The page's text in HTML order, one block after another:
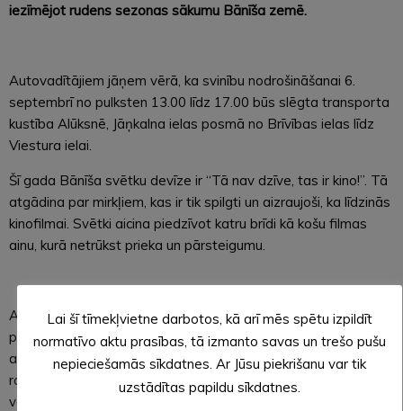
iezīmējot rudens sezonas sākumu Bānīša zemē.
Autovadītājiem jāņem vērā, ka svinību nodrošināšanai 6.
septembrī no pulksten 13.00 līdz 17.00 būs slēgta transporta
kustība Alūksnē, Jāņkalna ielas posmā no Brīvības ielas līdz
Viestura ielai.
Šī gada Bānīša svētku devīze ir “Tā nav dzīve, tas ir kino!”. Tā
atgādina par mirkļiem, kas ir tik spilgti un aizraujoši, ka līdzinās
kinofilmai. Svētki aicina piedzīvot katru brīdi kā košu filmas
ainu, kurā netrūkst prieka un pārsteigumu.
Alūksnes stacija Jāņkalna ielā 52 par īpašu svētku pieturu
pārtaps no pulksten 14.00 līdz 16.00. Svētku apmeklētāji
aicināti līdzi ņemt savus vintage stila ceļojuma koferus, lai
radītu kopīgu svētku noskaņu un piedalītos koferu parādē un
veiklības stafetēs. Mazie svētku viesi varēs priecāties
Lai šī tīmekļvietne darbotos, kā arī mēs spētu izpildīt
normatīvo aktu prasības, tā izmanto savas un trešo pušu
nepieciešamās sīkdatnes. Ar Jūsu piekrišanu var tik
uzstādītas papildu sīkdatnes.